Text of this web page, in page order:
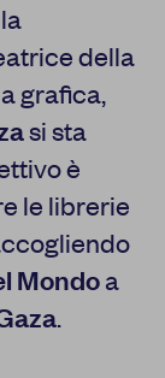
della
grafica,
si sta
è
le librerie
Mondoa
.